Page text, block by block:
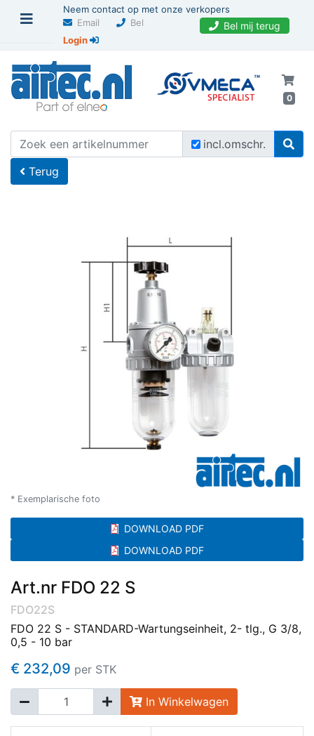
Neem contact op met onze verkopers
Email
Bel Bel mij terug
Login
0
incl.omschr.
U bevindt zich hier Home
Terug
* Exemplarische foto
DOWNLOAD PDF
DOWNLOAD PDF
Art.nr FDO 22 S
FDO22S
FDO 22 S - STANDARD-Wartungseinheit, 2- tlg., G 3/8,
0,5 - 10 bar
€ 232,09 per STK
In Winkelwagen